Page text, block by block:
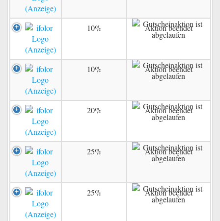
10% Aktion beendet
10% Aktion beendet
20% Aktion beendet
25% Aktion beendet
25% Aktion beendet